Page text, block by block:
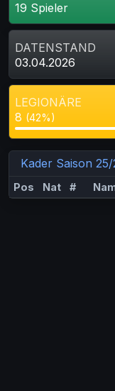
19 Spieler
DATENSTAND
03.04.2026
LEGIONÄRE
8 (42%)
Kader Saison 25/
Pos Nat #